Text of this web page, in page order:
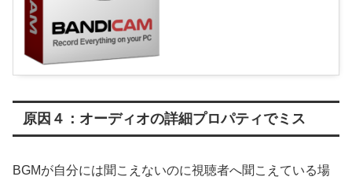
原因４：オーディオの詳細プロパティでミス
BGMが自分には聞こえないのに視聴者へ聞こえている場